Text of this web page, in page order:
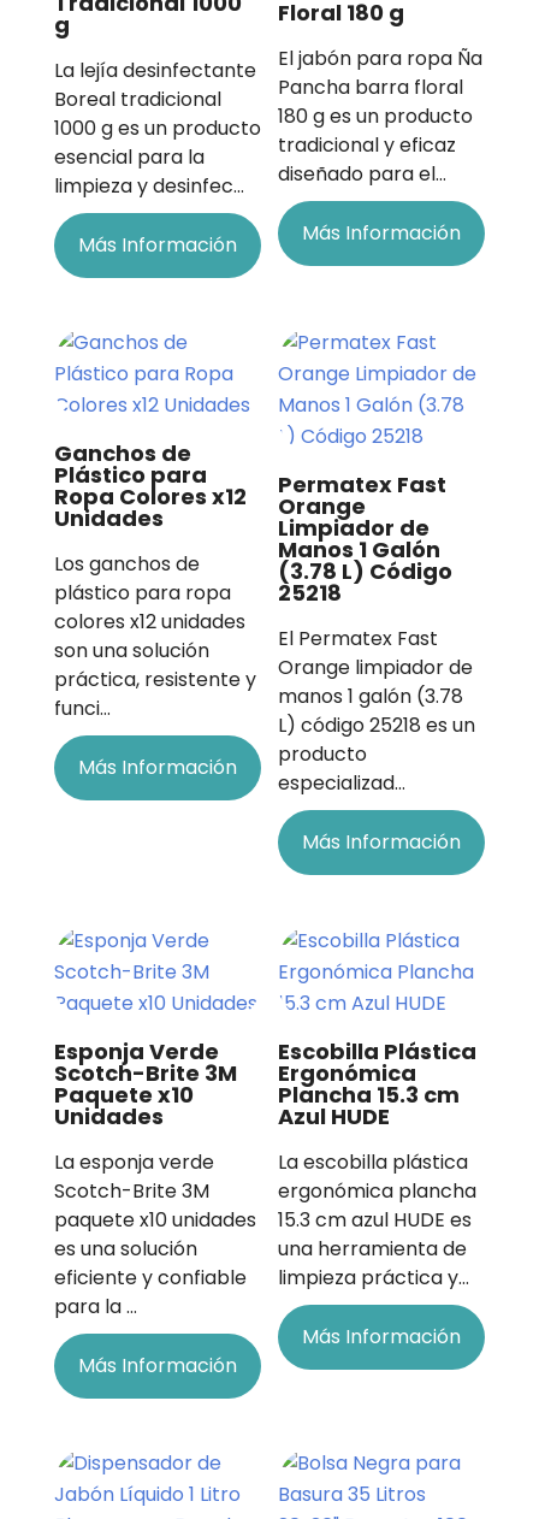
g
La lejía desinfectante
Boreal tradicional
1000 g es un producto
esencial para la
limpieza y desinfec…
Más Información
Floral 180 g
El jabón para ropa Ña
Pancha barra floral
180 g es un producto
tradicional y eficaz
diseñado para el…
Más Información
Ganchos de
Plástico para
Ropa Colores x12
Unidades
Los ganchos de
plástico para ropa
colores x12 unidades
son una solución
práctica, resistente y
funci…
Más Información
Permatex Fast
Orange
Limpiador de
Manos 1 Galón
(3.78 L) Código
25218
El Permatex Fast
Orange limpiador de
manos 1 galón (3.78
L) código 25218 es un
producto
especializad…
Más Información
Esponja Verde
Scotch-Brite 3M
Paquete x10
Unidades
La esponja verde
Scotch-Brite 3M
paquete x10 unidades
es una solución
eficiente y confiable
para la …
Más Información
Escobilla Plástica
Ergonómica
Plancha 15.3 cm
Azul HUDE
La escobilla plástica
ergonómica plancha
15.3 cm azul HUDE es
una herramienta de
limpieza práctica y…
Más Información